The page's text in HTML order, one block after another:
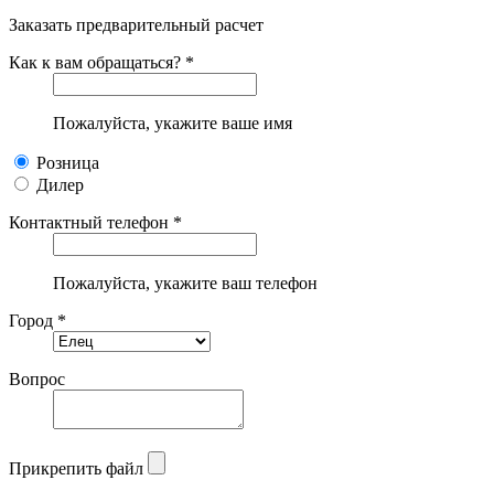
Заказать предварительный расчет
Как к вам обращаться? *
Пожалуйста, укажите ваше имя
Розница
Дилер
Контактный телефон *
Пожалуйста, укажите ваш телефон
Город *
Вопрос
Прикрепить файл